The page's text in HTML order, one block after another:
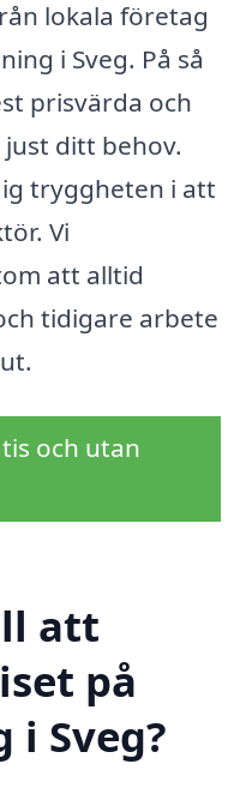
lokala företag
i Sveg. På så
prisvärda och
ditt behov.
tryggheten i att
Vi
att alltid
tidigare arbete
och utan
att
på
Sveg?